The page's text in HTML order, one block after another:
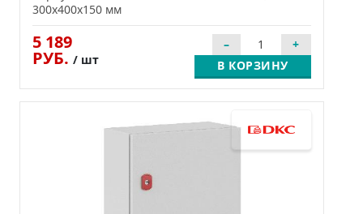
300x400x150 мм
5 189
РУБ. / шт В КОРЗИНУ